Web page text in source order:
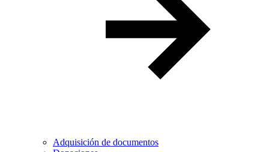
Adquisición de documentos